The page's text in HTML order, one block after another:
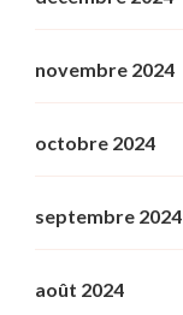
novembre 2024
octobre 2024
septembre 2024
août 2024